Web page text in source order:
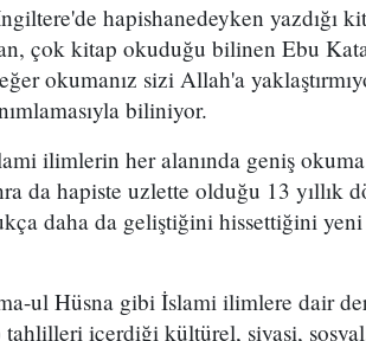
hapishanedeyken yazdığı
çok kitap okuduğu bilinen Ebu
okumanız sizi Allah'a
biliniyor.
ilimlerin her alanında geniş
da hapiste uzlette olduğu 13 yıllık
daha da geliştiğini hissettiğini yeni
ul Hüsna gibi İslami ilimlere dair
tahlilleri içerdiği kültürel, siyasi,